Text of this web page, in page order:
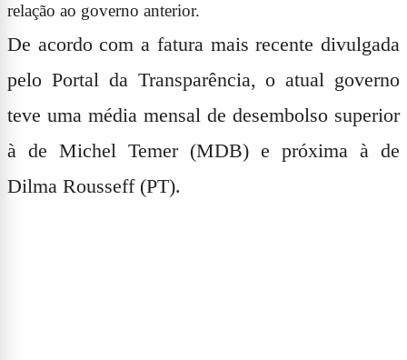
relação ao governo anterior.
De acordo com a fatura mais recente divulgada
pelo Portal da Transparência, o atual governo
teve uma média mensal de desembolso superior
à de Michel Temer (MDB) e próxima à de
Dilma Rousseff (PT).